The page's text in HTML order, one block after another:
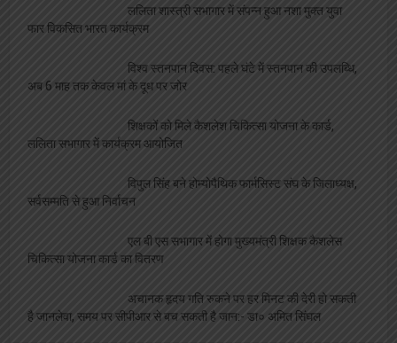
ललिता शास्त्री सभागार में संपन्न हुआ नशा मुक्त युवा
फार विकसित भारत कार्यक्रम
विश्व स्तनपान दिवस: पहले घंटे में स्तनपान की उपलब्धि,
अब 6 माह तक केवल मां के दूध पर जोर
शिक्षकों को मिले कैशलेश चिकित्सा योजना के कार्ड,
ललिता सभागार में कार्यक्रम आयोजित
विपुल सिंह बने होम्योपैथिक फार्मसिस्ट संघ के जिलाध्यक्ष,
सर्वसम्मति से हुआ निर्वाचन
एल बी एस सभागार में होगा मुख्यमंत्री शिक्षक कैशलेस
चिकित्सा योजना कार्ड का वितरण
अचानक हृदय गति रुकने पर हर मिनट की देरी हो सकती
है जानलेवा, समय पर सीपीआर से बच सकती है जान:- डा० अमित सिंघल